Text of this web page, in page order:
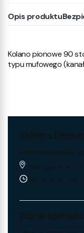
Opis produktu
Kolano pionowe 90
typu mufowego
Sklep
Lokalizacja sklepu i
Trakt Lubelski 195,
Pon-pt: 8:00 - 17:00
Dane